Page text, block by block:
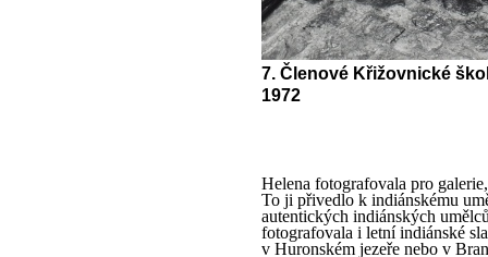
7. Členové Křižovnické
1972
Helena fotografovala pro
To ji přivedlo k indiánskému
autentických indiánských
fotografovala i letní indiánské
v Huronském jezeře nebo v